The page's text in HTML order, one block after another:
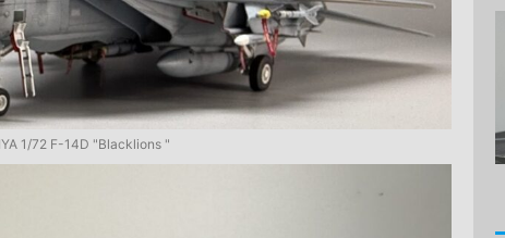
1/72 F-14D "Blacklions "